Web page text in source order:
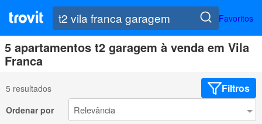
Favoritos
5 apartamentos t2 garagem à venda em Vila
Franca
5 resultados Filtros
Ordenar por